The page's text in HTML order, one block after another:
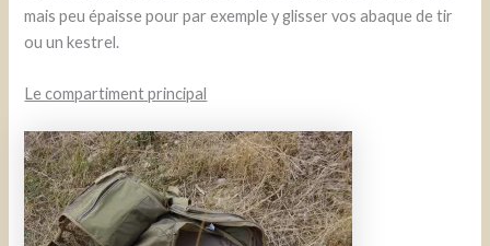
mais peu épaisse pour par exemple y glisser vos abaque de tir
ou un kestrel.
Le compartiment principal